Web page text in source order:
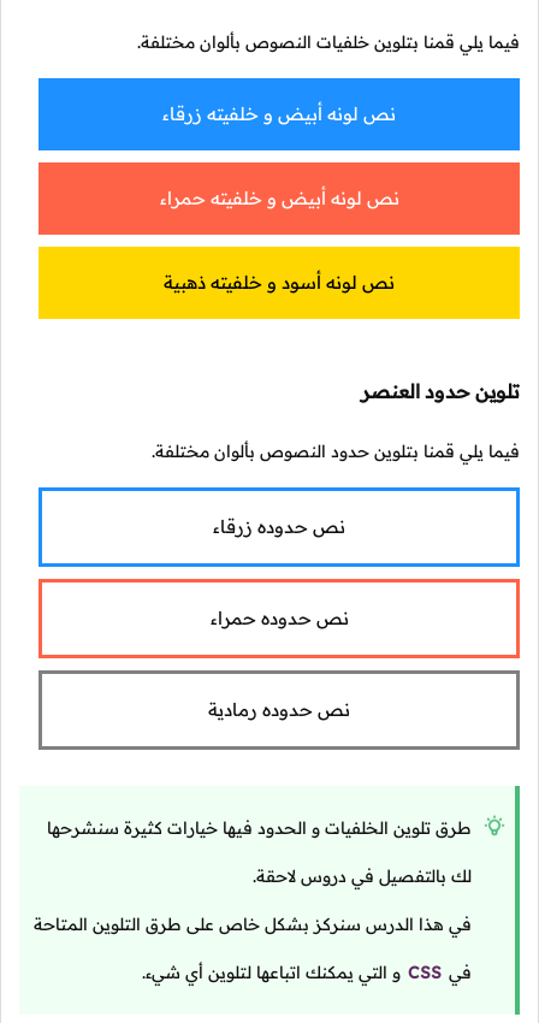
فيما يلي قمنا بتلوين خلفيات النصوص بألوان مختلفة.
نص لونه أبيض و خلفيته زرقاء
نص لونه أبيض و خلفيته حمراء
نص لونه أسود و خلفيته ذهبية
تلوين حدود العنصر
فيما يلي قمنا بتلوين حدود النصوص بألوان مختلفة.
نص حدوده زرقاء
نص حدوده حمراء
نص حدوده رمادية
طرق تلوين الخلفيات و الحدود فيها خيارات كثيرة سنشرحها
لك بالتفصيل في دروس لاحقة.
في هذا الدرس سنركز بشكل خاص على طرق التلوين المتاحة
في CSS و التي يمكنك اتباعها لتلوين أي شيء.